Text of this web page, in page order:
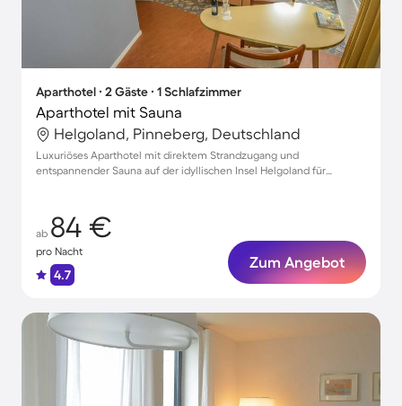
Aparthotel ∙ 2 Gäste ∙ 1 Schlafzimmer
Aparthotel mit Sauna
Helgoland, Pinneberg, Deutschland
Luxuriöses Aparthotel mit direktem Strandzugang und
entspannender Sauna auf der idyllischen Insel Helgoland für
ab 84 €
pro Nacht
4.7
Zum Angebot